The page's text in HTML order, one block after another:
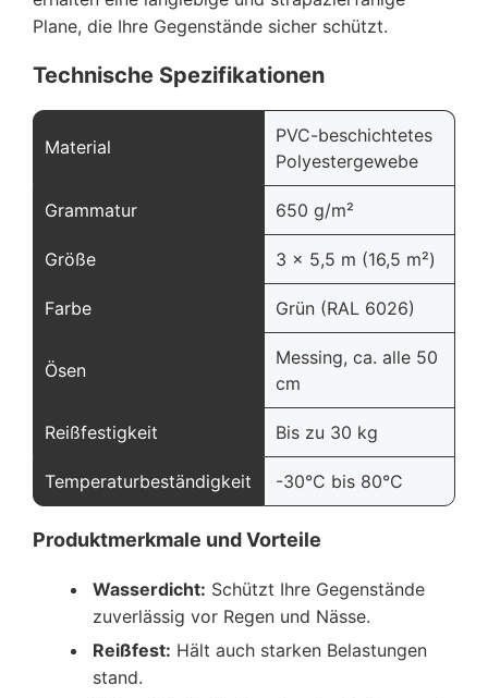
Plane, die Ihre Gegenstände sicher schützt.
Technische Spezifikationen
Material
PVC-beschichtetes
Polyestergewebe
Grammatur 650 g/m²
Größe 3 x 5,5 m (16,5 m²)
Farbe Grün (RAL 6026)
Ösen
Messing, ca. alle 50
cm
Reißfestigkeit Bis zu 30 kg
Temperaturbeständigkeit -30°C bis 80°C
Produktmerkmale und Vorteile
Wasserdicht: Schützt Ihre Gegenstände
zuverlässig vor Regen und Nässe.
Reißfest: Hält auch starken Belastungen
stand.